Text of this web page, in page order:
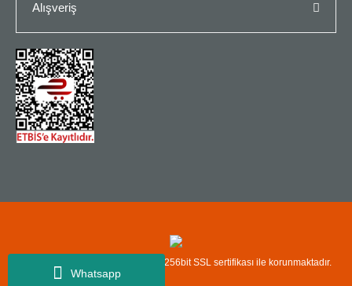
Whatsapp
Alışveriş
Copyright© Kredi kartı bilgileriniz 256bit SSL sertifikası ile korunmaktadır.